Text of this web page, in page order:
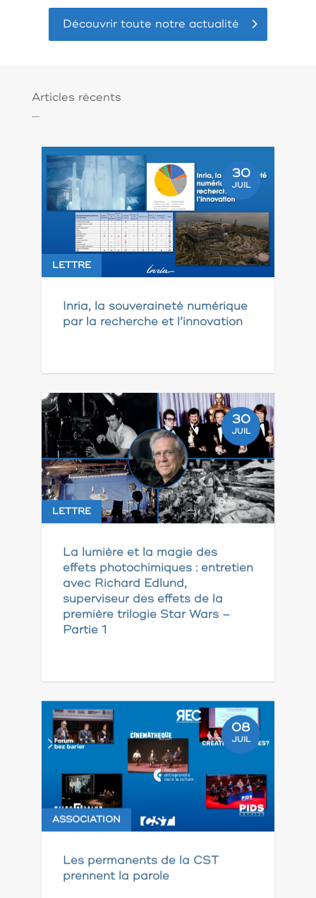
Découvrir toute notre actualité
Articles récents
30
JUIL
LETTRE
Inria, la souveraineté numérique
par la recherche et l’innovation
30
JUIL
LETTRE
La lumière et la magie des
effets photochimiques : entretien
avec Richard Edlund,
superviseur des effets de la
première trilogie Star Wars –
Partie 1
08
JUIL
ASSOCIATION
Les permanents de la CST
prennent la parole